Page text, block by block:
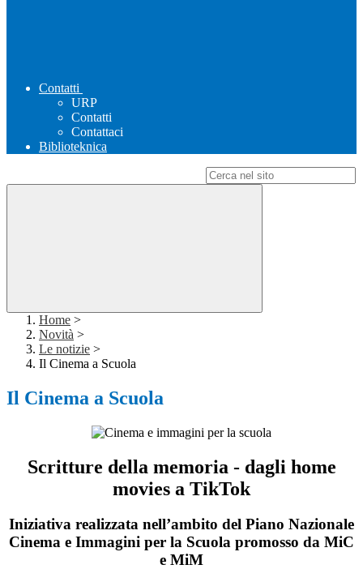
Contatti
URP
Contatti
Contattaci
Biblioteknica
Home >
Novità >
Le notizie >
Il Cinema a Scuola
Il Cinema a Scuola
Scritture della memoria - dagli home
movies a TikTok
Iniziativa realizzata nell’ambito del Piano Nazionale
Cinema e Immagini per la Scuola promosso da MiC
e MiM